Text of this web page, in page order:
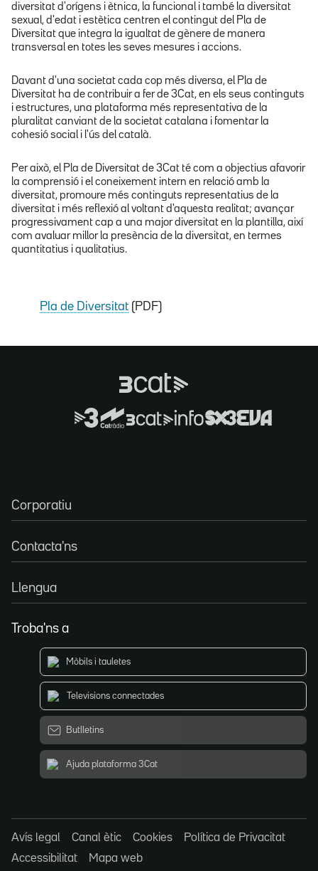
diversitat d'orígens i ètnica, la funcional i també la diversitat
sexual, d'edat i estètica centren el contingut del Pla de
Diversitat que integra la igualtat de gènere de manera
transversal en totes les seves mesures i accions.
Davant d'una societat cada cop més diversa, el Pla de
Diversitat ha de contribuir a fer de 3Cat, en els seus continguts
i estructures, una plataforma més representativa de la
pluralitat canviant de la societat catalana i fomentar la
cohesió social i l'ús del català.
Per això, el Pla de Diversitat de 3Cat té com a objectius afavorir
la comprensió i el coneixement intern en relació amb la
diversitat, promoure més continguts representatius de la
diversitat i més reflexió al voltant d'aquesta realitat; avançar
progressivament cap a una major diversitat en la plantilla, així
com avaluar millor la presència de la diversitat, en termes
quantitatius i qualitatius.
Pla de Diversitat (PDF)
Corporatiu
Contacta'ns
Llengua
Troba'ns a
Mòbils i tauletes
Televisions connectades
Butlletins
Ajuda plataforma 3Cat
Avís legal Canal ètic Cookies
Política de Privacitat
Accessibilitat
Mapa web